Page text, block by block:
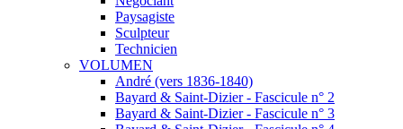
Paysagiste
Sculpteur
Technicien
VOLUMEN
André (vers 1836-1840)
Bayard & Saint-Dizier - Fascicule n° 2
Bayard & Saint-Dizier - Fascicule n° 3